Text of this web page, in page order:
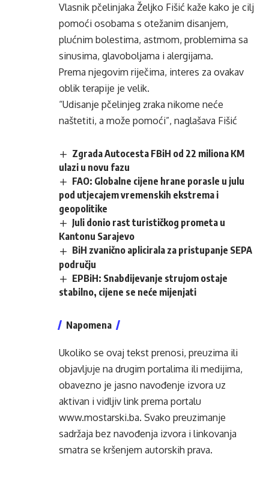
Vlasnik pčelinjaka Željko Fišić kaže kako je cilj
pomoći osobama s otežanim disanjem,
plućnim bolestima, astmom, problemima sa
sinusima, glavoboljama i alergijama.
Prema njegovim riječima, interes za ovakav
oblik terapije je velik.
“Udisanje pčelinjeg zraka nikome neće
naštetiti, a može pomoći”, naglašava Fišić
Zgrada Autocesta FBiH od 22 miliona KM
ulazi u novu fazu
FAO: Globalne cijene hrane porasle u julu
pod utjecajem vremenskih ekstrema i
geopolitike
Juli donio rast turističkog prometa u
Kantonu Sarajevo
BiH zvanično aplicirala za pristupanje SEPA
području
EPBiH: Snabdijevanje strujom ostaje
stabilno, cijene se neće mijenjati
Napomena
Ukoliko se ovaj tekst prenosi, preuzima ili
objavljuje na drugim portalima ili medijima,
obavezno je jasno navođenje izvora uz
aktivan i vidljiv link prema portalu
www.mostarski.ba. Svako preuzimanje
sadržaja bez navođenja izvora i linkovanja
smatra se kršenjem autorskih prava.